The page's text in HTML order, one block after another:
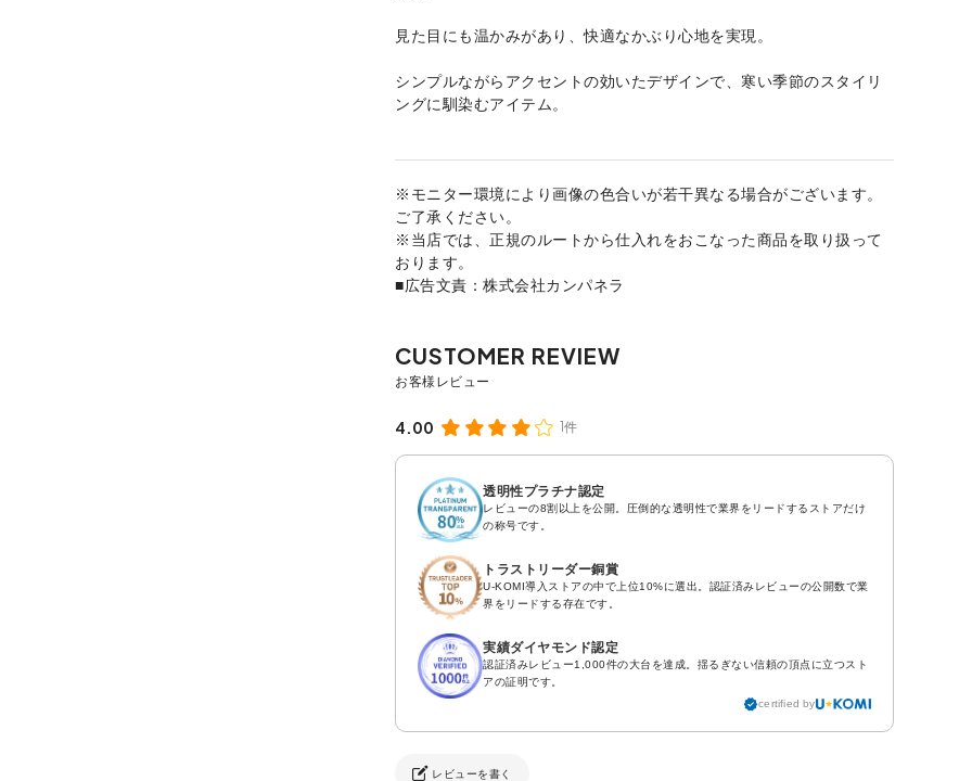
見た目にも温かみがあり、快適なかぶり心地を実現。
シンプルながらアクセントの効いたデザインで、寒い季節のスタイリ
ングに馴染むアイテム。
※モニター環境により画像の色合いが若干異なる場合がございます。
ご了承ください。
※当店では、正規のルートから仕入れをおこなった商品を取り扱って
おります。
■広告文責：株式会社カンパネラ
4.00 1件
透明性プラチナ認定
レビューの8割以上を公開。圧倒的な透明性で業界をリードするストアだけ
の称号です。
トラストリーダー銅賞
U-KOMI導入ストアの中で上位10%に選出。認証済みレビューの公開数で業
界をリードする存在です。
実績ダイヤモンド認定
認証済みレビュー1,000件の大台を達成。揺るぎない信頼の頂点に立つスト
アの証明です。
certified by
レビューを書く